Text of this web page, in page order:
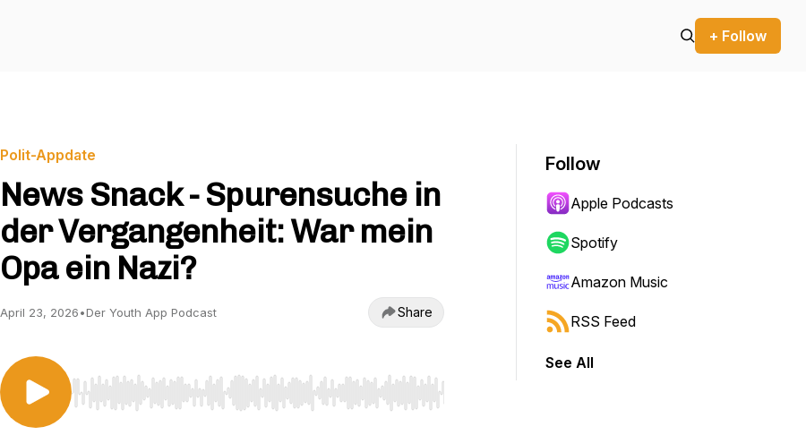
+ Follow
Polit-Appdate
News Snack - Spurensuche in
der Vergangenheit: War mein
Opa ein Nazi?
April 23, 2026•Der Youth App Podcast Share
Use Left/Right to seek, Home/End to jump to start or end. Hold shift to jump forward or backward.
Follow
Apple Podcasts
Spotify
Amazon Music
RSS Feed
See All